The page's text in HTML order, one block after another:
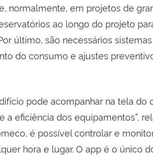
normalmente, em projetos de
ao longo do projeto
último, são necessários
do consumo e ajustes
pode acompanhar na tela do
a eficiência dos equipamentos”,
é possível controlar e
hora e lugar. O app é o único